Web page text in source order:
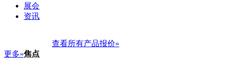
展会
资讯
查看所有产品报价»
更多»焦点